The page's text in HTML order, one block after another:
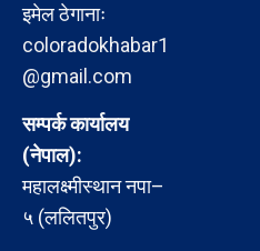
इमेल ठेगानाः
coloradokhabar1
@gmail.com
सम्पर्क कार्यालय
(नेपाल):
महालक्ष्मीस्थान नपा–
५ (ललितपुर)